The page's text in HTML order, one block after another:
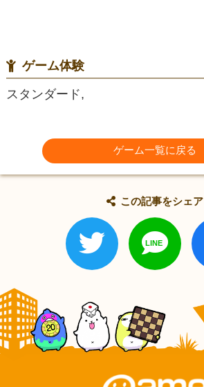
ゲーム体験
スタンダード,
ゲーム一覧に戻る
この記事をシェア